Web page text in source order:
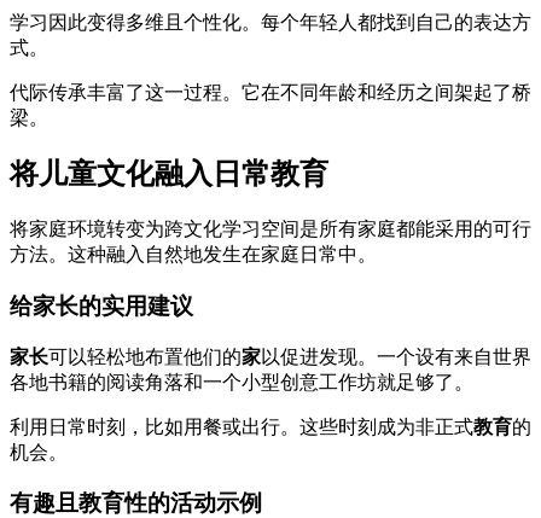
学习因此变得多维且个性化。每个年轻人都找到自己的表达方
式。
代际传承丰富了这一过程。它在不同年龄和经历之间架起了桥
梁。
将儿童文化融入日常教育
将家庭环境转变为跨文化学习空间是所有家庭都能采用的可行
方法。这种融入自然地发生在家庭日常中。
给家长的实用建议
家长可以轻松地布置他们的家以促进发现。一个设有来自世界
各地书籍的阅读角落和一个小型创意工作坊就足够了。
利用日常时刻，比如用餐或出行。这些时刻成为非正式教育的
机会。
有趣且教育性的活动示例